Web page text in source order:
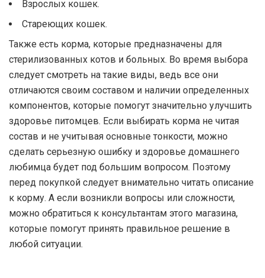
Взрослых кошек.
Стареющих кошек.
Также есть корма, которые предназначены для
стерилизованных котов и больных. Во время выбора
следует смотреть на такие виды, ведь все они
отличаются своим составом и наличии определенных
компонентов, которые помогут значительно улучшить
здоровье питомцев. Если выбирать корма не читая
состав и не учитывая основные тонкости, можно
сделать серьезную ошибку и здоровье домашнего
любимца будет под большим вопросом. Поэтому
перед покупкой следует внимательно читать описание
к корму. А если возникли вопросы или сложности,
можно обратиться к консультантам этого магазина,
которые помогут принять правильное решение в
любой ситуации.